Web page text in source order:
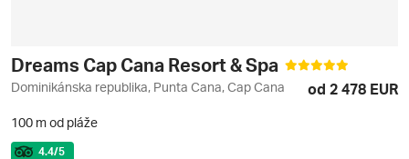
Dreams Cap Cana Resort & Spa
Dominikánska republika, Punta Cana, Cap Cana od 2 478 EUR
100 m od pláže
4.4/5